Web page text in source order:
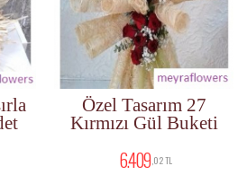
Özel Tasarım 27
Kırmızı Gül Buketi
6.409 ,02 TL